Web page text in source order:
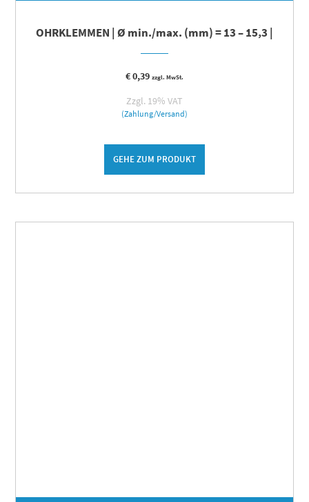
OHRKLEMMEN | Ø min./max. (mm) = 13 – 15,3 |
€0,39 zzgl. MwSt.
Zzgl. 19% VAT
(Zahlung/Versand)
GEHE ZUM PRODUKT